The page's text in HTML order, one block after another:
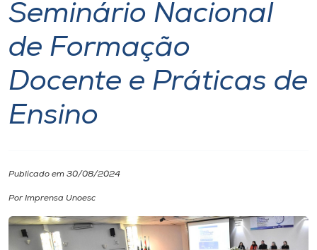
Unoesc
Internacionalização
Diplomados
Cultura
Seminário Nacional
de Formação
Docente e Práticas de
Ensino
Publicado em 30/08/2024
Por Imprensa Unoesc